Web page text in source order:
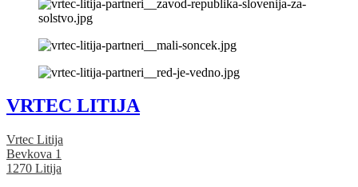
VRTEC LITIJA
Vrtec Litija
Bevkova 1
1270 Litija